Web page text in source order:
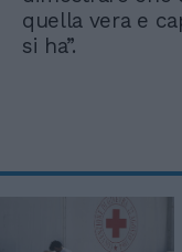
quella vera e
si ha”.